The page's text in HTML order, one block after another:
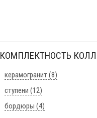
КОМПЛЕКТНОСТЬ
керамогранит (8)
ступени (12)
бордюры (4)